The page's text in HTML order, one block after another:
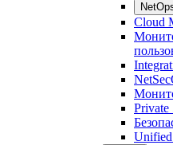
Cloud
Private